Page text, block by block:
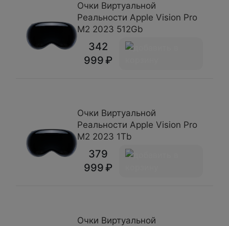
Очки Виртуальной
Реальности Apple Vision Pro
M2 2023 512Gb
342
999
Очки Виртуальной
Реальности Apple Vision Pro
M2 2023 1Tb
379
999
Очки Виртуальной